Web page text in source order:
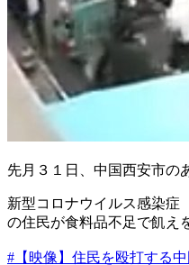
先月３１日、中国西安市の
新型コロナウイルス感染症
の住民が食料品不足で飢え
#【映像】住民を殴打する